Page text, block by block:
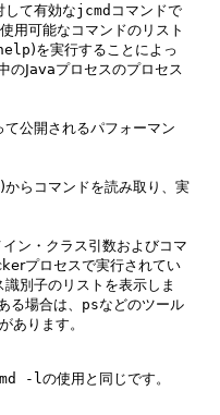
して有効なjcmd コマンドで
用可能なコマンドのリスト
)を実行することによっ
のJavaプロセスのプロセス
公開されるパフォーマン
)からコマンドを読み取り、実
ン・クラス引数およびコマ
プロセスで実行されてい
別子のリストを表示しま
る場合は、 psなどのツール
あります。
-l の使用と同じです。